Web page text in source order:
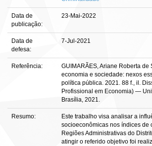
Data de
publicação:
23-Mai-2022
Data de
defesa:
7-Jul-2021
Referência:
GUIMARÃES, Ariane Roberta de
economia e sociedade: nexos
política pública. 2021. 88 f., il.
Profissional em Economia) —
Brasília, 2021.
Resumo:
Este trabalho visa analisar a
socioeconômicas nos índices de
Regiões Administrativas do
atingir o referido objetivo foi